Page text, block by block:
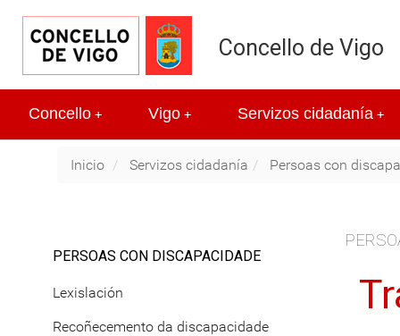
Concello de Vigo
+
Concello +
Vigo +
Servizos cidadanía
Inicio Servizos cidadanía Persoas con
PERSOAS CON DISCAPACIDADE
Lexislación
Recoñecemento da discapacidade